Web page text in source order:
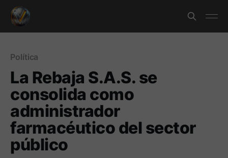
Política
La Rebaja S.A.S. se
consolida como
administrador
farmacéutico del sector
público